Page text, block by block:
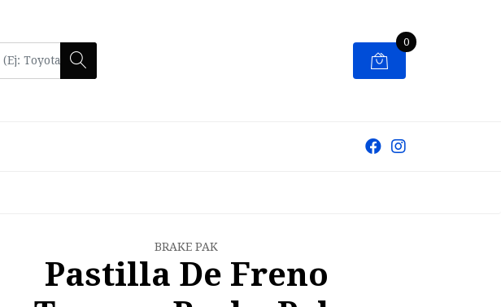
0
BRAKE PAK
Pastilla De Freno